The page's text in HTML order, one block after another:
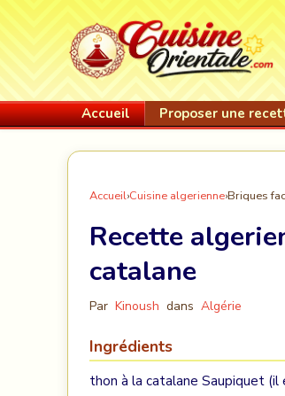
Accueil Proposer une
Accueil›Cuisine algerienne›Briques
Recette
catalane
Par Kinoush dans Algérie
Ingrédients
thon à la catalane Saupiquet (il